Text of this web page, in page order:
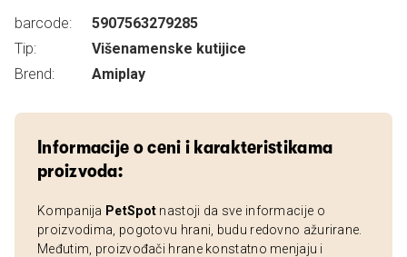
barcode:
5907563279285
Tip:
Višenamenske kutijice
Brend:
Amiplay
Informacije o ceni i karakteristikama
proizvoda:
Kompanija PetSpot nastoji da sve informacije o
proizvodima, pogotovu hrani, budu redovno ažurirane.
Međutim, proizvođači hrane konstatno menjaju i